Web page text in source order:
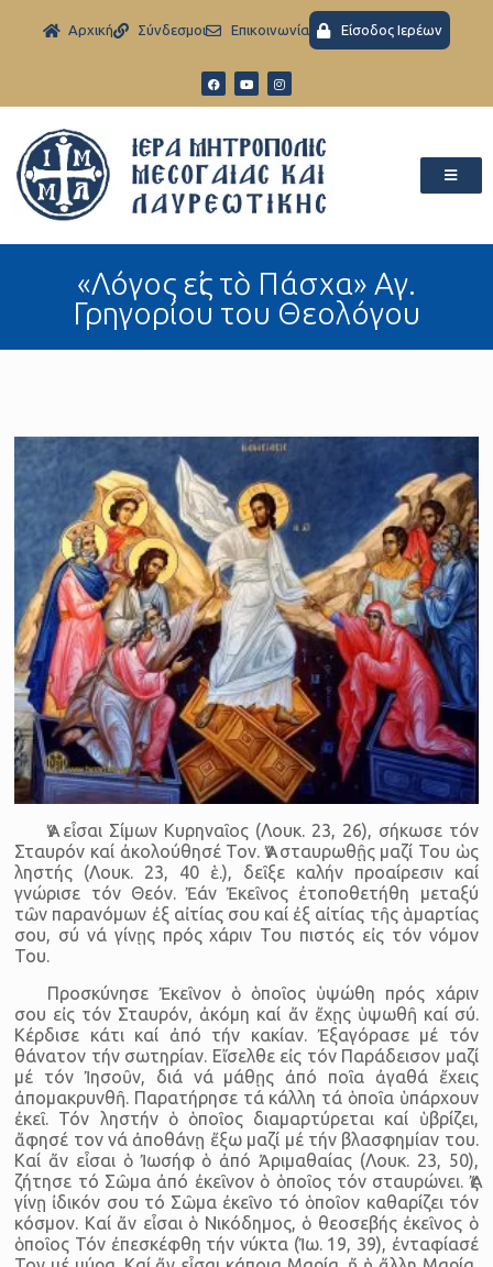
Aρχική Σύνδεσμοι Eπικοινωνία Είσοδος Ιερέων
«Λόγος εἰς τὸ Πάσχα» Αγ.
Γρηγορίου του Θεολόγου
Ἄν εἶσαι Σίμων Κυρηναῖος (Λουκ. 23, 26), σήκωσε τόν
Σταυρόν καί ἀκολούθησέ Τον. Ἄν σταυρωθῇς μαζί Του ὡς
ληστής (Λουκ. 23, 40 ἑ.), δεῖξε καλήν προαίρεσιν καί
γνώρισε τόν Θεόν. Ἐάν Ἐκεῖνος ἐτοποθετήθη μεταξύ
τῶν παρανόμων ἐξ αἰτίας σου καί ἐξ αἰτίας τῆς ἁμαρτίας
σου, σύ νά γίνῃς πρός χάριν Του πιστός εἰς τόν νόμον
Του.
Προσκύνησε Ἐκεῖνον ὁ ὁποῖος ὑψώθη πρός χάριν
σου εἰς τόν Σταυρόν, ἀκόμη καί ἄν ἔχῃς ὑψωθῆ καί σύ.
Κέρδισε κάτι καί ἀπό τήν κακίαν. Ἐξαγόρασε μέ τόν
θάνατον τήν σωτηρίαν. Εἴσελθε εἰς τόν Παράδεισον μαζί
μέ τόν Ἰησοῦν, διά νά μάθῃς ἀπό ποῖα ἀγαθά ἔχεις
ἀπομακρυνθῆ. Παρατήρησε τά κάλλη τά ὁποῖα ὑπάρχουν
ἐκεῖ. Τόν ληστήν ὁ ὁποῖος διαμαρτύρεται καί ὑβρίζει,
ἄφησέ τον νά ἀποθάνῃ ἔξω μαζί μέ τήν βλασφημίαν του.
Καί ἄν εἶσαι ὁ Ἰωσήφ ὁ ἀπό Ἀριμαθαίας (Λουκ. 23, 50),
ζήτησε τό Σῶμα ἀπό ἐκεῖνον ὁ ὁποῖος τόν σταυρώνει. Ἄς
γίνῃ ἰδικόν σου τό Σῶμα ἐκεῖνο τό ὁποῖον καθαρίζει τόν
κόσμον. Καί ἄν εἶσαι ὁ Νικόδημος, ὁ θεοσεβής ἐκεῖνος ὁ
ὁποῖος Τόν ἐπεσκέφθη τήν νύκτα (Ἰω. 19, 39), ἐνταφίασέ